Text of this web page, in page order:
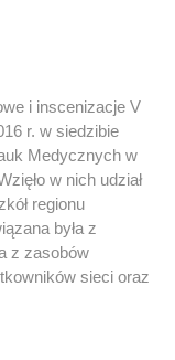
i inscenizacje V
r. w siedzibie
Medycznych w
w nich udział
regionu
była z
z zasobów
sieci oraz